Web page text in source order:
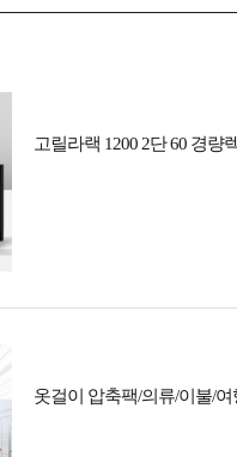
고릴라랙 1200 2단 60 경량
옷걸이 압축팩/의류/이불/여